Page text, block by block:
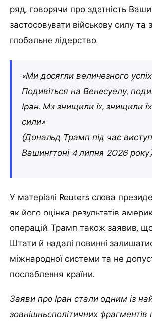
ряд, говорячи про здатність
застосовувати військову силу та
глобальне лідерство.
«Ми досягли величезного
Подивіться на Венесуелу,
Іран. Ми знищили їх, знищили
сили»
(Дональд Трамп під час
Вашингтоні 4 липня 2026
У матеріалі Reuters слова
як його оцінка результатів
операцій. Трамп також заявив,
Штати й надалі повинні
міжнародної системи та не
послаблення країни.
Заяви про Іран стали одним із
зовнішньополітичних